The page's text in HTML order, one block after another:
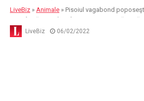
LiveBiz » Animale » Pisoiul vagabond
curte în căutare de mâncare şi ajunge să-şi
LiveBiz 06/02/2022